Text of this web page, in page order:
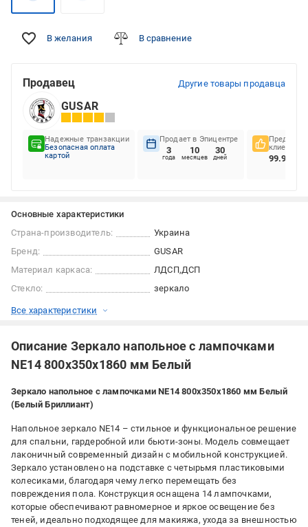
В желания В сравнение
Продавец Другие товары продавца
GUSAR
Надежные транзакции
Безопасная оплата
картой
Продает в Эпицентре
3
года
10
месяцев
30
дней
клиентов
99.98%
Основные характеристики
Страна-производитель:
Украина
Бренд:
GUSAR
Материал каркаса:
ЛДСП ДСП
Стекло:
зеркало
Все характеристики
Описание Зеркало напольное с лампочками
NE14 800x350x1860 мм Белый
Зеркало напольное с лампочками NE14 800x350x1860 мм Белый
(Белый Бриллиант)
Напольное зеркало NE14 – стильное и функциональное решение
для спальни, гардеробной или бьюти-зоны. Модель совмещает
лаконичный современный дизайн с мобильной конструкцией.
Зеркало установлено на подставке с четырьмя пластиковыми
колесиками, благодаря чему легко перемещать без
повреждения пола. Конструкция оснащена 14 лампочками,
которые обеспечивают равномерное и яркое освещение без
теней, идеально подходящее для макияжа, ухода за внешностью